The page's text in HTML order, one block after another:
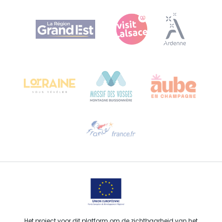
Agence Régionale du Tourisme Grand Est
Bureau de Colmar (hoofdkantoor)
Stuur ons een e-mail